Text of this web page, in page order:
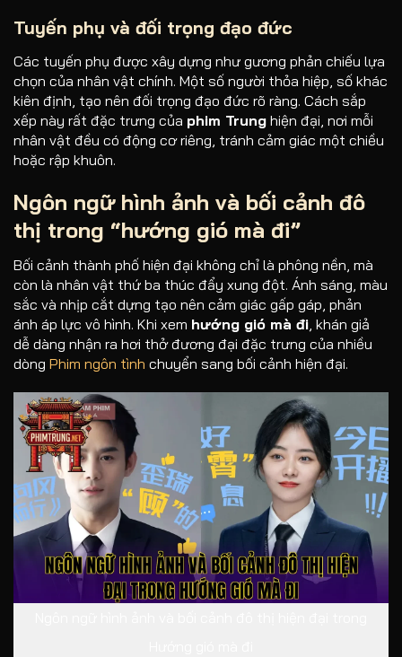
Tuyến phụ và đối trọng đạo đức
Các tuyến phụ được xây dựng như gương phản chiếu lựa
chọn của nhân vật chính. Một số người thỏa hiệp, số khác
kiên định, tạo nên đối trọng đạo đức rõ ràng. Cách sắp
xếp này rất đặc trưng của phim Trung hiện đại, nơi mỗi
nhân vật đều có động cơ riêng, tránh cảm giác một chiều
hoặc rập khuôn.
Ngôn ngữ hình ảnh và bối cảnh đô
thị trong “hướng gió mà đi”
Bối cảnh thành phố hiện đại không chỉ là phông nền, mà
còn là nhân vật thứ ba thúc đẩy xung đột. Ánh sáng, màu
sắc và nhịp cắt dựng tạo nên cảm giác gấp gáp, phản
ánh áp lực vô hình. Khi xem hướng gió mà đi , khán giả
dễ dàng nhận ra hơi thở đương đại đặc trưng của nhiều
dòng Phim ngôn tình chuyển sang bối cảnh hiện đại.